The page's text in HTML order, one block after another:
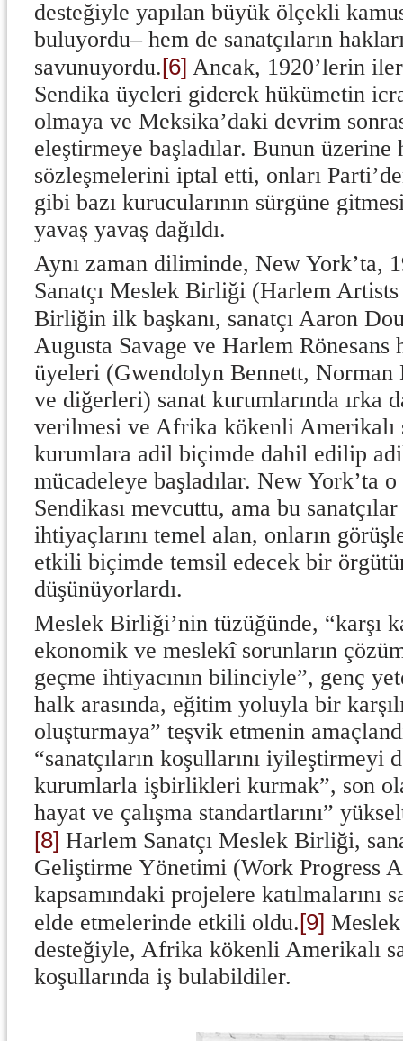
desteğiyle yapılan büyük ölçekli
buluyordu– hem de sanatçıların
savunuyordu.[6] Ancak, 1920’lerin
Sendika üyeleri giderek hükümetin
olmaya ve Meksika’daki devrim
eleştirmeye başladılar. Bunun
sözleşmelerini iptal etti, onları
gibi bazı kurucularının sürgüne
yavaş yavaş dağıldı.
Aynı zaman diliminde, New York’ta,
Sanatçı Meslek Birliği (Harlem
Birliğin ilk başkanı, sanatçı Aaron
Augusta Savage ve Harlem Rönesans
üyeleri (Gwendolyn Bennett, Norman
ve diğerleri) sanat kurumlarında ırka
verilmesi ve Afrika kökenli Amerikalı
kurumlara adil biçimde dahil edilip
mücadeleye başladılar. New York’ta
Sendikası mevcuttu, ama bu
ihtiyaçlarını temel alan, onların
etkili biçimde temsil edecek bir
düşünüyorlardı.
Meslek Birliği’nin tüzüğünde, “karşı
ekonomik ve meslekî sorunların
geçme ihtiyacının bilinciyle”, genç
halk arasında, eğitim yoluyla bir
oluşturmaya” teşvik etmenin
“sanatçıların koşullarını iyileştirmeyi
kurumlarla işbirlikleri kurmak”, son
hayat ve çalışma standartlarını”
[8] Harlem Sanatçı Meslek Birliği,
Geliştirme Yönetimi (Work Progress
kapsamındaki projelere katılmalarını
elde etmelerinde etkili oldu.[9]
desteğiyle, Afrika kökenli Amerikalı
koşullarında iş bulabildiler.